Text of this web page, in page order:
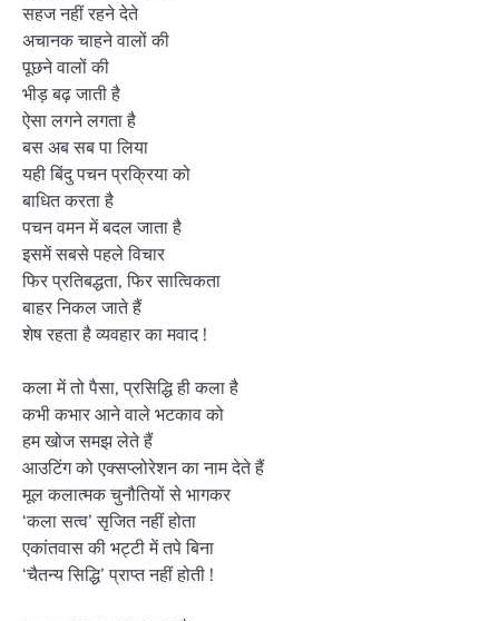
सहज नहीं रहने देते
अचानक चाहने वालों की
पूछने वालों की
भीड़ बढ़ जाती है
ऐसा लगने लगता है
बस अब सब पा लिया
यही बिंदु पचन प्रक्रिया को
बाधित करता है
पचन वमन में बदल जाता है
इसमें सबसे पहले विचार
फिर प्रतिबद्धता, फिर सात्विकता
बाहर निकल जाते हैं
शेष रहता है व्यवहार का मवाद !
कला में तो पैसा, प्रसिद्धि ही कला है
कभी कभार आने वाले भटकाव को
हम खोज समझ लेते हैं
आउटिंग को एक्सप्लोरेशन का नाम देते हैं
मूल कलात्मक चुनौतियों से भागकर
‘कला सत्व’ सृजित नहीं होता
एकांतवास की भट्टी में तपे बिना
‘चैतन्य सिद्धि’ प्राप्त नहीं होती !